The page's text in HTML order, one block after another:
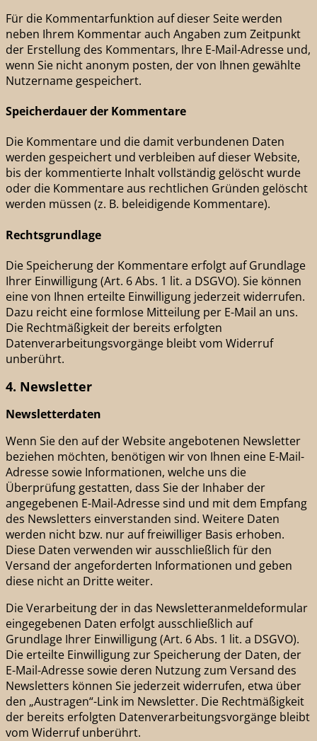
Für die Kommentarfunktion auf dieser Seite werden
neben Ihrem Kommentar auch Angaben zum Zeitpunkt
der Erstellung des Kommentars, Ihre E-Mail-Adresse und,
wenn Sie nicht anonym posten, der von Ihnen gewählte
Nutzername gespeichert.
Speicherdauer der Kommentare
Die Kommentare und die damit verbundenen Daten
werden gespeichert und verbleiben auf dieser Website,
bis der kommentierte Inhalt vollständig gelöscht wurde
oder die Kommentare aus rechtlichen Gründen gelöscht
werden müssen (z. B. beleidigende Kommentare).
Rechtsgrundlage
Die Speicherung der Kommentare erfolgt auf Grundlage
Ihrer Einwilligung (Art. 6 Abs. 1 lit. a DSGVO). Sie können
eine von Ihnen erteilte Einwilligung jederzeit widerrufen.
Dazu reicht eine formlose Mitteilung per E-Mail an uns.
Die Rechtmäßigkeit der bereits erfolgten
Datenverarbeitungsvorgänge bleibt vom Widerruf
unberührt.
4. Newsletter
Newsletter­daten
Wenn Sie den auf der Website angebotenen Newsletter
beziehen möchten, benötigen wir von Ihnen eine E-Mail-
Adresse sowie Informationen, welche uns die
Überprüfung gestatten, dass Sie der Inhaber der
angegebenen E-Mail-Adresse sind und mit dem Empfang
des Newsletters einverstanden sind. Weitere Daten
werden nicht bzw. nur auf freiwilliger Basis erhoben.
Diese Daten verwenden wir ausschließlich für den
Versand der angeforderten Informationen und geben
diese nicht an Dritte weiter.
Die Verarbeitung der in das Newsletteranmeldeformular
eingegebenen Daten erfolgt ausschließlich auf
Grundlage Ihrer Einwilligung (Art. 6 Abs. 1 lit. a DSGVO).
Die erteilte Einwilligung zur Speicherung der Daten, der
E-Mail-Adresse sowie deren Nutzung zum Versand des
Newsletters können Sie jederzeit widerrufen, etwa über
den „Austragen“-Link im Newsletter. Die Rechtmäßigkeit
der bereits erfolgten Datenverarbeitungsvorgänge bleibt
vom Widerruf unberührt.